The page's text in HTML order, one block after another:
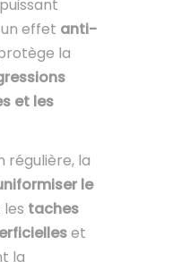
effet anti-
la
et les
régulière, la
le
taches
et
la